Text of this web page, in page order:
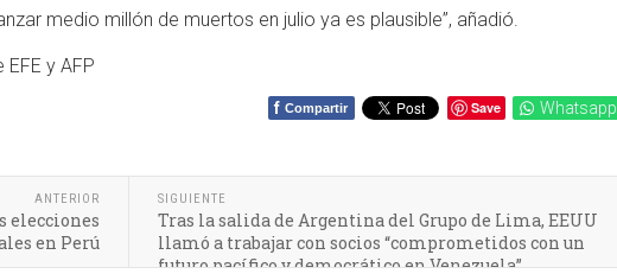
medio millón de muertos en julio ya es plausible”, añadió.
y AFP
f Compartir Save Whatsapp
ANTERIOR
elecciones
en Perú
SIGUIENTE
Tras la salida de Argentina del Grupo de Lima, EEUU
llamó a trabajar con socios “comprometidos con un
futuro pacífico y democrático en Venezuela”